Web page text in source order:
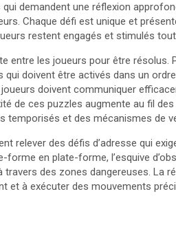
demandent une réflexion
Chaque défi est unique et
restent engagés et stimulés
entre les joueurs pour être résolus.
doivent être activés dans un
doivent communiquer
de ces puzzles augmente au fil
temporisés et des mécanismes de
relever des défis d’adresse qui
en plate-forme, l’esquive
des zones dangereuses. La
et à exécuter des mouvements